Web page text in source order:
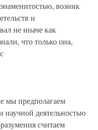
возник
и
не иначе как
что только она,
мы предполагаем
научной деятельностью
считаем